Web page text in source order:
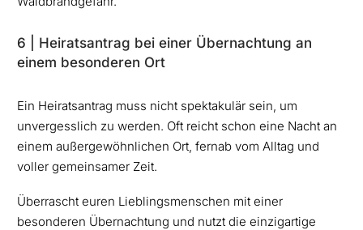
6 | Heiratsantrag bei einer Übernachtung an
einem besonderen Ort
Ein Heiratsantrag muss nicht spektakulär sein, um
unvergesslich zu werden. Oft reicht schon eine Nacht an
einem außergewöhnlichen Ort, fernab vom Alltag und
voller gemeinsamer Zeit.
Überrascht euren Lieblingsmenschen mit einer
besonderen Übernachtung und nutzt die einzigartige